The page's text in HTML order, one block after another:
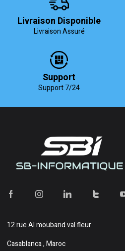
Livraison Disponible
Livraison Assuré
Support
Support 7/24
12 rue Al moubarid val fleur
Casablanca , Maroc